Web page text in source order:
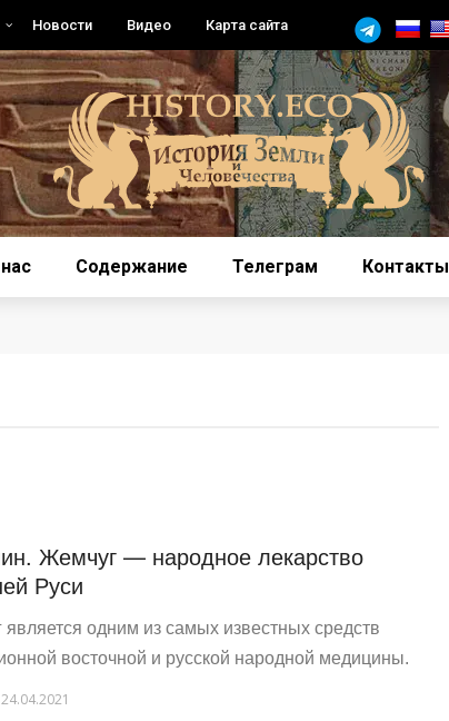
Новости Видео Карта сайта
Содержание Телеграм Контакты
Жемчуг — народное лекарство
Руси
одним из самых известных средств
восточной и русской народной медицины.
24.04.2021